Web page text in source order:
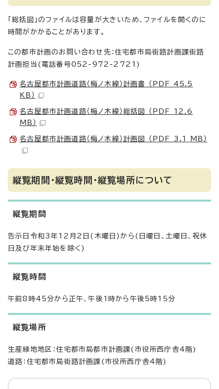
「総括図」のファイルは容量が大きいため、ファイルを開くのに
時間がかかることがあります。
この都市計画のお問い合わせ先：住宅都市局街路計画課街路
計画担当(電話番号052-972-2721)
名古屋都市計画道路（梅ノ木線）計画書 （PDF 45.5
KB）
名古屋都市計画道路（梅ノ木線）総括図 （PDF 12.6
MB）
名古屋都市計画道路（梅ノ木線）計画図 （PDF 3.1 MB）
縦覧期間・縦覧時間・縦覧場所について
縦覧期間
告示日令和3年12月2日(木曜日)から(日曜日、土曜日、祝休
日及び年末年始を除く)
縦覧時間
午前8時45分から正午、午後1時から午後5時15分
縦覧場所
生産緑地地区：住宅都市局都市計画課(市役所西庁舎4階)
道路：住宅都市局街路計画課(市役所西庁舎4階)